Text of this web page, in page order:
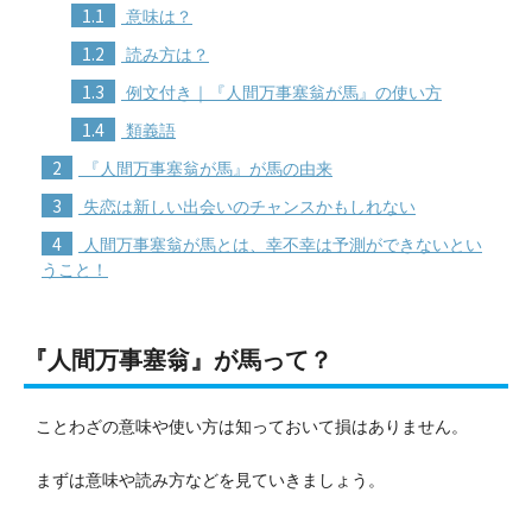
1.1 意味は？
1.2 読み方は？
1.3 例文付き｜『人間万事塞翁が馬』の使い方
1.4 類義語
2 『人間万事塞翁が馬』が馬の由来
3 失恋は新しい出会いのチャンスかもしれない
4
人間万事塞翁が馬とは、幸不幸は予測ができないとい
うこと！
『人間万事塞翁』が馬って？
ことわざの意味や使い方は知っておいて損はありません。
まずは意味や読み方などを見ていきましょう。